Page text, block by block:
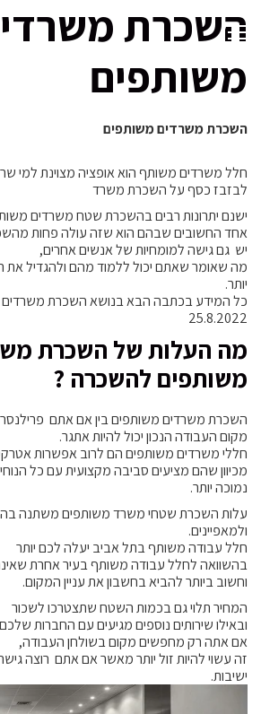
השכרת
משותפים
השכרת משרדים משותפים
חלל משרדים משותף הוא אופציה מצוינת למי
לבזבז כסף על השכרת משרד
ישנם יתרונות רבים בהשכרת שטח משרדים
אחד החשובים שבהם הוא שזה עולה פחות
יש גם גישה למומחיות של אנשים אחרים,
מה שאומר שאתם יכול ללמוד מהם ולהגדיל
יותר.
כל המידע בכתבה הבא בנושא השכרת משרדים
25.8.2022
מה העלות של השכרת
משותפים להשכרה ?
השכרת משרדים משותפים בין אם אתם
מקום העבודה הנכון יכול להיות אתגר.
חללי משרדים משותפים הם לרוב אפשרות
מכיוון שהם מציעים סביבה מקצועית עם כל
נמוכה יותר.
עלות השכרת שטחי משרד משותפים משתנה
ולמאפיינים.
חלל עבודה משותף בתל אביב יעלה לכם יותר
בהשוואה לחלל עבודה משותף בעיר אחרת
וחשוב ביותר להביא בחשבון את עניין המקום.
המחיר תלוי גם בכמות השטח שתצטרכו לשכור
ובאילו שירותים נוספים מגיעים עם החברות
אם אתה רק מחפשים מקום בשולחן העבודה,
זה עשוי להיות זול יותר מאשר אם אתם רוצה
ישיבות.